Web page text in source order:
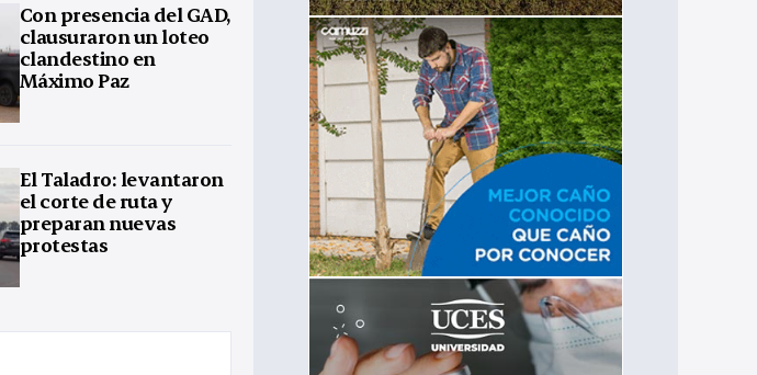
Con presencia del GAD,
clausuraron un loteo
clandestino en
Máximo Paz
El Taladro: levantaron
el corte de ruta y
preparan nuevas
protestas